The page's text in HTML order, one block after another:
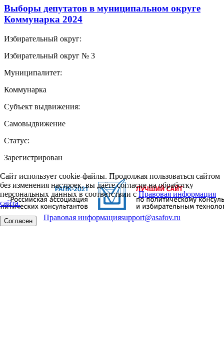
Выборы депутатов в муниципальном округе
Коммунарка 2024
Избирательный округ:
Избирательный округ № 3
Муниципалитет:
Коммунарка
Субъект выдвижения:
Самовыдвижение
Статус:
Зарегистрирован
Сайт использует cookie-файлы. Продолжая пользоваться сайтом
без изменения настроек, вы даёте согласие на обработку
персональных данных в соответствии сПравовая информация
сайта.
Согласен Правовая информацияsupport@asafov.ru